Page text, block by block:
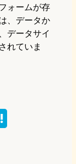
ォームが存
、データか
データサイ
れていま